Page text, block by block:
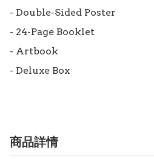
- Double-Sided Poster
- 24-Page Booklet
- Artbook
- Deluxe Box
商品詳情